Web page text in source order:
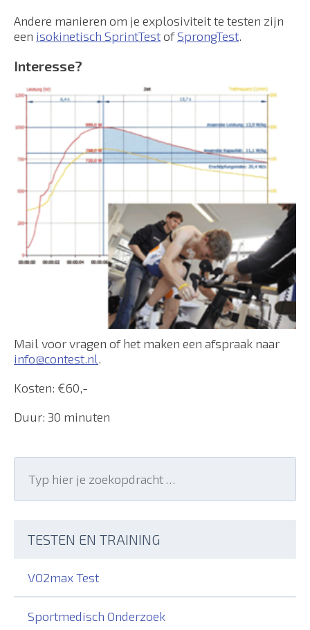
Andere manieren om je explosiviteit te testen zijn
een isokinetisch SprintTestofSprongTest.
Interesse?
Mail voor vragen of het maken een afspraak naar
info@contest.nl.
Kosten: €60,-
Duur: 30 minuten
for:
Search
TESTEN EN TRAINING
VO2max Test
Sportmedisch Onderzoek